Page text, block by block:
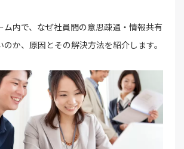
ム内で、なぜ社員間の意思疎通・情報共有
か、原因とその解決方法を紹介します。